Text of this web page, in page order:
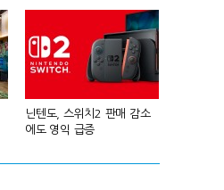
닌텐도, 스위치2 판매 감소
에도 영익 급증